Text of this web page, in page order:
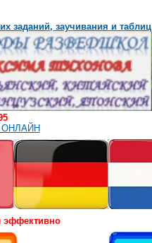
заданий, заучивания и таблиц
ОНЛАЙН
эффективно